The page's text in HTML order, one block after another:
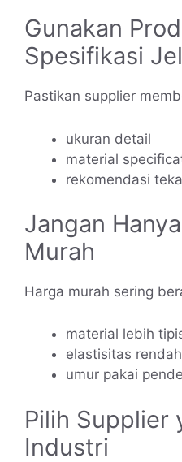
Gunakan
Spesifikasi
Pastikan supplier
ukuran detail
material
rekomendasi
Jangan
Murah
Harga murah sering
material lebih
elastisitas rendah
umur pakai
Pilih Supplier
Industri